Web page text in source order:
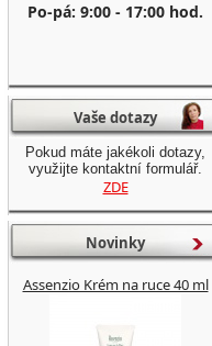
Po-pá: 9:00 - 17:00 hod.
Vaše dotazy
Pokud máte jakékoli dotazy,
využijte kontaktní formulář.
ZDE
Novinky
Assenzio Krém na ruce 40 ml